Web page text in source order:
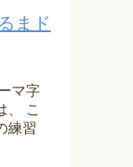
まド
マ字
、 こ
習